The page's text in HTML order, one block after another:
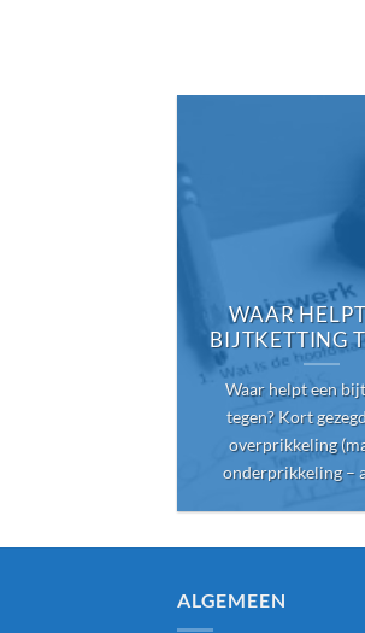
WAAR
BIJTKETTING
Waar helpt een
tegen? Kort
overprikkeling
onderprikkeling –
ALGEMEEN